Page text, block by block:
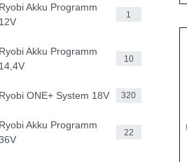
Ryobi Akku Programm
12V
1
Ryobi Akku Programm
14,4V
10
Ryobi ONE+ System 18V 320
Ryobi Akku Programm
22